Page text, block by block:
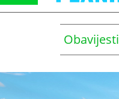
Obavijesti